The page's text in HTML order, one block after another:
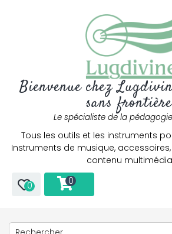
Bienvenue chez
sans
Le spécialiste de la
Tous les outils et les instruments
Instruments de musique, accessoires,
contenu
0 0